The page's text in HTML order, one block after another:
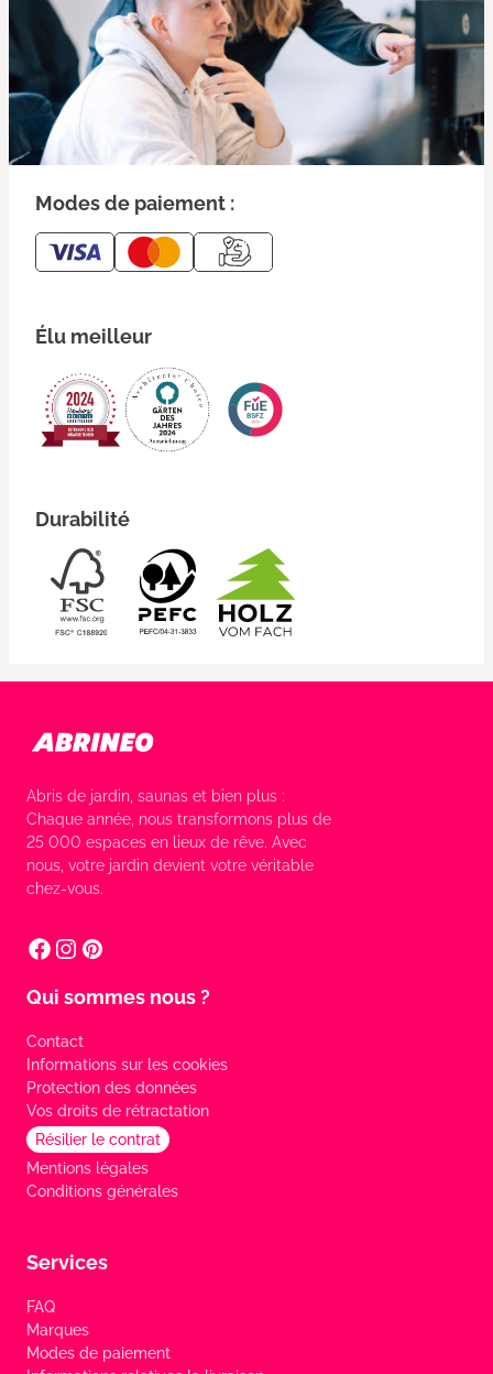
Modes de paiement :
Élu meilleur
Durabilité
Abris de jardin, saunas et bien plus :
Chaque année, nous transformons plus de
25 000 espaces en lieux de rêve. Avec
nous, votre jardin devient votre véritable
chez-vous.
Qui sommes nous ?
Contact
Informations sur les cookies
Protection des données
Vos droits de rétractation
Résilier le contrat
Mentions légales
Conditions générales
Services
FAQ
Marques
Modes de paiement